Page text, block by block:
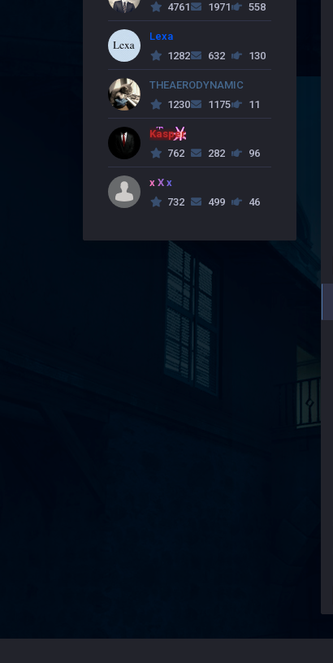
4761
1971 558
Lexa
1282
632 130
THEAERODYNAMIC
1230
1175 11
Kasper
762
282 96
x X x
732
499 46